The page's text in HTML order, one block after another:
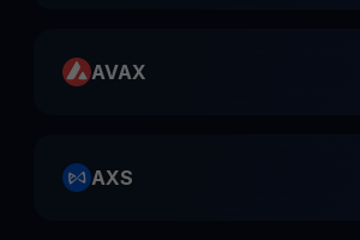
AVAX
AXS